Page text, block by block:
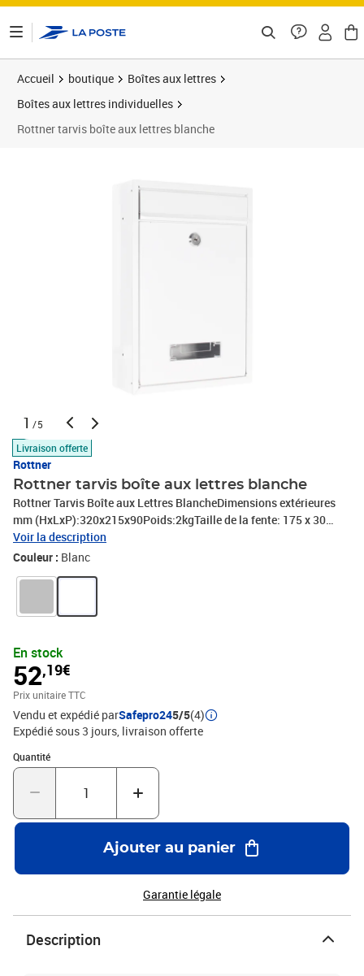
Accueil boutique
Boîtes aux lettres
Boîtes aux lettres individuelles
Rottner tarvis boîte aux lettres blanche
1 /5
Livraison offerte
Rottner
Rottner tarvis boîte aux lettres blanche
Rottner Tarvis Boîte aux Lettres BlancheDimensions extérieures
mm (HxLxP):320x215x90Poids:2kgTaille de la fente: 175 x 30
mmPose Murale (matériel de fixation inclus)Serrure à cylindre
fournie avec deux clésRésistance aux intempéries et
Voir la description
Couleur : Blanc
En stock
52,19€
Prix unitaire TTC
Vendu et expédié parSafepro245/5(4)
Expédié sous 3 jours livraison offerte
Quantité
Quantité : 1
Ajouter au panier
Garantie légale
Description